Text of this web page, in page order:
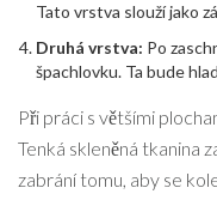
Tato vrstva slouží jako
Druhá vrstva: Po
špachlovku. Ta bude
Při práci s většími
Tenká skleněná tkanina
zabrání tomu, aby se